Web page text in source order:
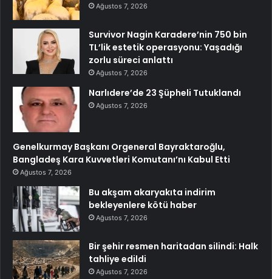
Ağustos 7, 2026
Survivor Nagin Karadere’nin 750 bin
TL’lik estetik operasyonu: Yaşadığı
zorlu süreci anlattı
Ağustos 7, 2026
Narlıdere’de 23 Şüpheli Tutuklandı
Ağustos 7, 2026
Genelkurmay Başkanı Orgeneral Bayraktaroğlu,
Bangladeş Kara Kuvvetleri Komutanı’nı Kabul Etti
Ağustos 7, 2026
Bu akşam akaryakıta indirim
bekleyenlere kötü haber
Ağustos 7, 2026
Bir şehir resmen haritadan silindi: Halk
tahliye edildi
Ağustos 7, 2026